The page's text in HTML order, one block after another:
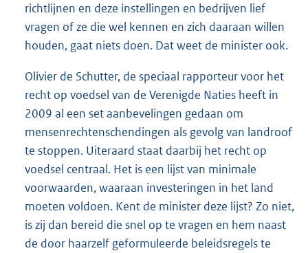
richtlijnen en deze instellingen en bedrijven lief
vragen of ze die wel kennen en zich daaraan willen
houden, gaat niets doen. Dat weet de minister ook.
Olivier de Schutter, de speciaal rapporteur voor het
recht op voedsel van de Verenigde Naties heeft in
2009 al een set aanbevelingen gedaan om
mensenrechtenschendingen als gevolg van landroof
te stoppen. Uiteraard staat daarbij het recht op
voedsel centraal. Het is een lijst van minimale
voorwaarden, waaraan investeringen in het land
moeten voldoen. Kent de minister deze lijst? Zo niet,
is zij dan bereid die snel op te vragen en hem naast
de door haarzelf geformuleerde beleidsregels te